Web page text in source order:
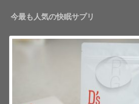
今最も人気の快眠サプリ